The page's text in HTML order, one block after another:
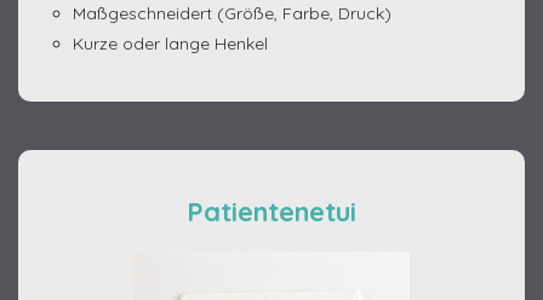
Maßgeschneidert (Größe, Farbe, Druck)
Kurze oder lange Henkel
Patientenetui